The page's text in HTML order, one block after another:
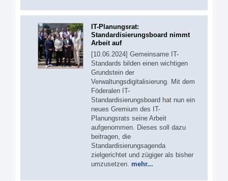
IT-Planungsrat:
Standardisierungsboard nimmt
Arbeit auf
[10.06.2024] Gemeinsame IT-
Standards bilden einen wichtigen
Grundstein der
Verwaltungsdigitalisierung. Mit dem
Föderalen IT-
Standardisierungsboard hat nun ein
neues Gremium des IT-
Planungsrats seine Arbeit
aufgenommen. Dieses soll dazu
beitragen, die
Standardisierungsagenda
zielgerichtet und zügiger als bisher
umzusetzen. mehr...